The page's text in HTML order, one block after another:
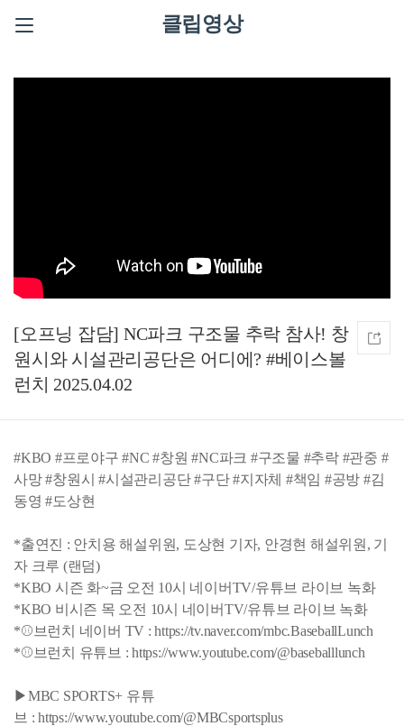
클립영상
[오프닝 잡담] NC파크 구조물 추락 참사! 창
원시와 시설관리공단은 어디에? #베이스볼
런치 2025.04.02
#KBO #프로야구 #NC #창원 #NC파크 #구조물 #추락 #관중 #
사망 #창원시 #시설관리공단 #구단 #지자체 #책임 #공방 #김
동영 #도상현
*출연진 : 안치용 해설위원, 도상현 기자, 안경현 해설위원, 기
자 크루 (랜덤)
*KBO 시즌 화~금 오전 10시 네이버TV/유튜브 라이브 녹화
*KBO 비시즌 목 오전 10시 네이버TV/유튜브 라이브 녹화
*⚾브런치 네이버 TV : https://tv.naver.com/mbc.BaseballLunch
*⚾브런치 유튜브 : https://www.youtube.com/@baseballlunch
▶MBC SPORTS+ 유튜
브 : https://www.youtube.com/@MBCsportsplus